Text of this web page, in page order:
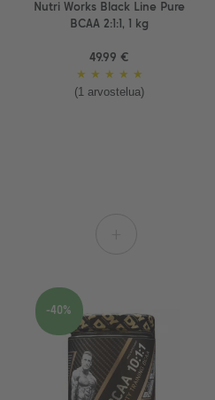
Nutri Works Black Line Pure
BCAA 2:1:1, 1 kg
49.99 €
★ ★ ★ ★ ★
(1 arvostelua)
-40%